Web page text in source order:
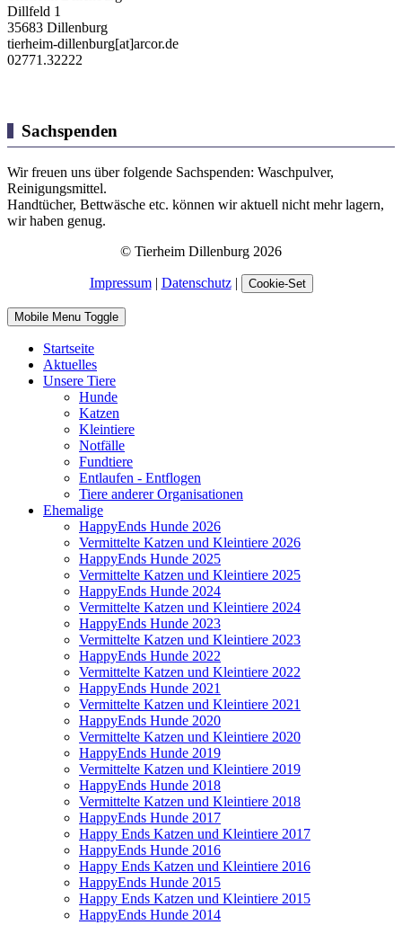
Dillfeld 1
35683 Dillenburg
tierheim-dillenburg[at]arcor.de
02771.32222
Sachspenden
Wir freuen uns über folgende Sachspenden: Waschpulver,
Reinigungsmittel.
Handtücher, Bettwäsche etc. können wir aktuell nicht mehr lagern,
wir haben genug.
© Tierheim Dillenburg 2026
Impressum| Datenschutz| Cookie-Set
Mobile Menu Toggle
Startseite
Aktuelles
Unsere Tiere
Hunde
Katzen
Kleintiere
Notfälle
Fundtiere
Entlaufen - Entflogen
Tiere anderer Organisationen
Ehemalige
HappyEnds Hunde 2026
Vermittelte Katzen und Kleintiere 2026
HappyEnds Hunde 2025
Vermittelte Katzen und Kleintiere 2025
HappyEnds Hunde 2024
Vermittelte Katzen und Kleintiere 2024
HappyEnds Hunde 2023
Vermittelte Katzen und Kleintiere 2023
HappyEnds Hunde 2022
Vermittelte Katzen und Kleintiere 2022
HappyEnds Hunde 2021
Vermittelte Katzen und Kleintiere 2021
HappyEnds Hunde 2020
Vermittelte Katzen und Kleintiere 2020
HappyEnds Hunde 2019
Vermittelte Katzen und Kleintiere 2019
HappyEnds Hunde 2018
Vermittelte Katzen und Kleintiere 2018
HappyEnds Hunde 2017
Happy Ends Katzen und Kleintiere 2017
HappyEnds Hunde 2016
Happy Ends Katzen und Kleintiere 2016
HappyEnds Hunde 2015
Happy Ends Katzen und Kleintiere 2015
HappyEnds Hunde 2014